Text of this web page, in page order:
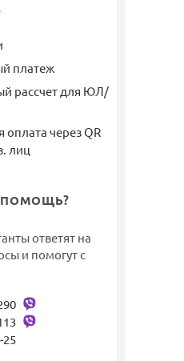
платеж
рассчет для ЮЛ/
оплата через QR
лиц
ответят на
и помогут с
25